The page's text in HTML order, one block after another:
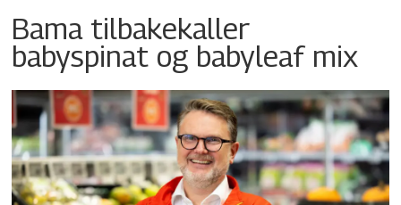
Bama tilbakekaller
babyspinat og babyleaf mix